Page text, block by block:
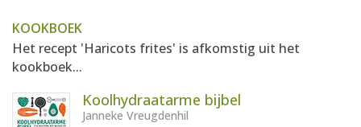
KOOKBOEK
Het recept 'Haricots frites' is afkomstig uit het
kookboek...
Koolhydraatarme bijbel
Janneke Vreugdenhil